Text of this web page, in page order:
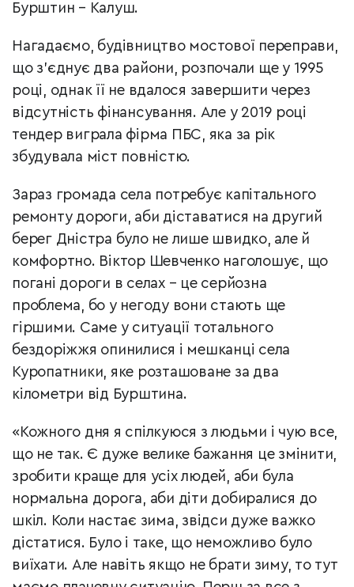
Бурштин – Калуш.
Нагадаємо, будівництво мостової переправи,
що з’єднує два райони, розпочали ще у 1995
році, однак її не вдалося завершити через
відсутність фінансування. Але у 2019 році
тендер виграла фірма ПБС, яка за рік
збудувала міст повністю.
Зараз громада села потребує капітального
ремонту дороги, аби діставатися на другий
берег Дністра було не лише швидко, але й
комфортно. Віктор Шевченко наголошує, що
погані дороги в селах – це серйозна
проблема, бо у негоду вони стають ще
гіршими. Саме у ситуації тотального
бездоріжжя опинилися і мешканці села
Куропатники, яке розташоване за два
кілометри від Бурштина.
«Кожного дня я спілкуюся з людьми і чую все,
що не так. Є дуже велике бажання це змінити,
зробити краще для усіх людей, аби була
нормальна дорога, аби діти добиралися до
шкіл. Коли настає зима, звідси дуже важко
дістатися. Було і таке, що неможливо було
виїхати. Але навіть якщо не брати зиму, то тут